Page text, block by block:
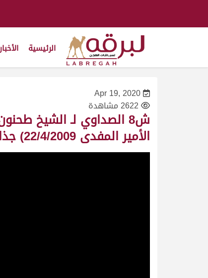
الرئيسية الأخبار
Apr 19, 2020
2622 مشاهدة
ش8 الصداوي لـ الشيخ
الأمير المفدى 22/4/2009) جذاع قعدان مفتوح 9:42:3